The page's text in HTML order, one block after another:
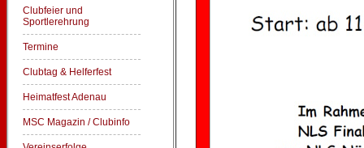
Clubfeier und
Sportlerehrung
Termine
Clubtag & Helferfest
Heimatfest Adenau
MSC Magazin / Clubinfo